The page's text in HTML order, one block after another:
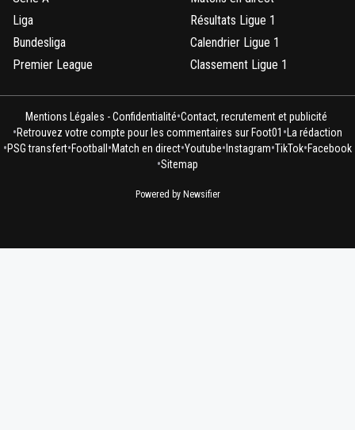
Liga
Bundesliga
Premier League
Résultats Ligue 1
Calendrier Ligue 1
Classement Ligue 1
Mentions Légales - Confidentialité•Contact, recrutement et publicité
•Retrouvez votre compte pour les commentaires sur Foot01 • La rédaction
•PSG transfert•Football •Match en direct•Youtube• Instagram•TikTok•Facebook
•Sitemap
Powered by Newsifier